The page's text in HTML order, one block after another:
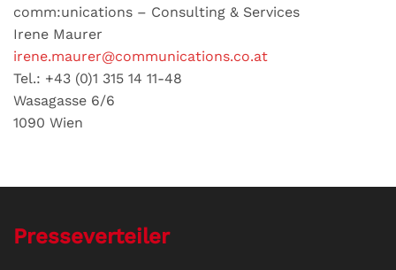
comm:unications – Consulting & Services
Irene Maurer
irene.maurer@communications.co.at
Tel.: +43 (0)1 315 14 11-48
Wasagasse 6/6
1090 Wien
Presseverteiler